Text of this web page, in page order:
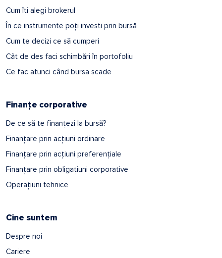
Cum îți alegi brokerul
În ce instrumente poți investi prin bursă
Cum te decizi ce să cumperi
Cât de des faci schimbări în portofoliu
Ce fac atunci când bursa scade
Finanțe corporative
De ce să te finanțezi la bursă?
Finanțare prin acțiuni ordinare
Finanțare prin acțiuni preferențiale
Finanțare prin obligațiuni corporative
Operațiuni tehnice
Cine suntem
Despre noi
Cariere